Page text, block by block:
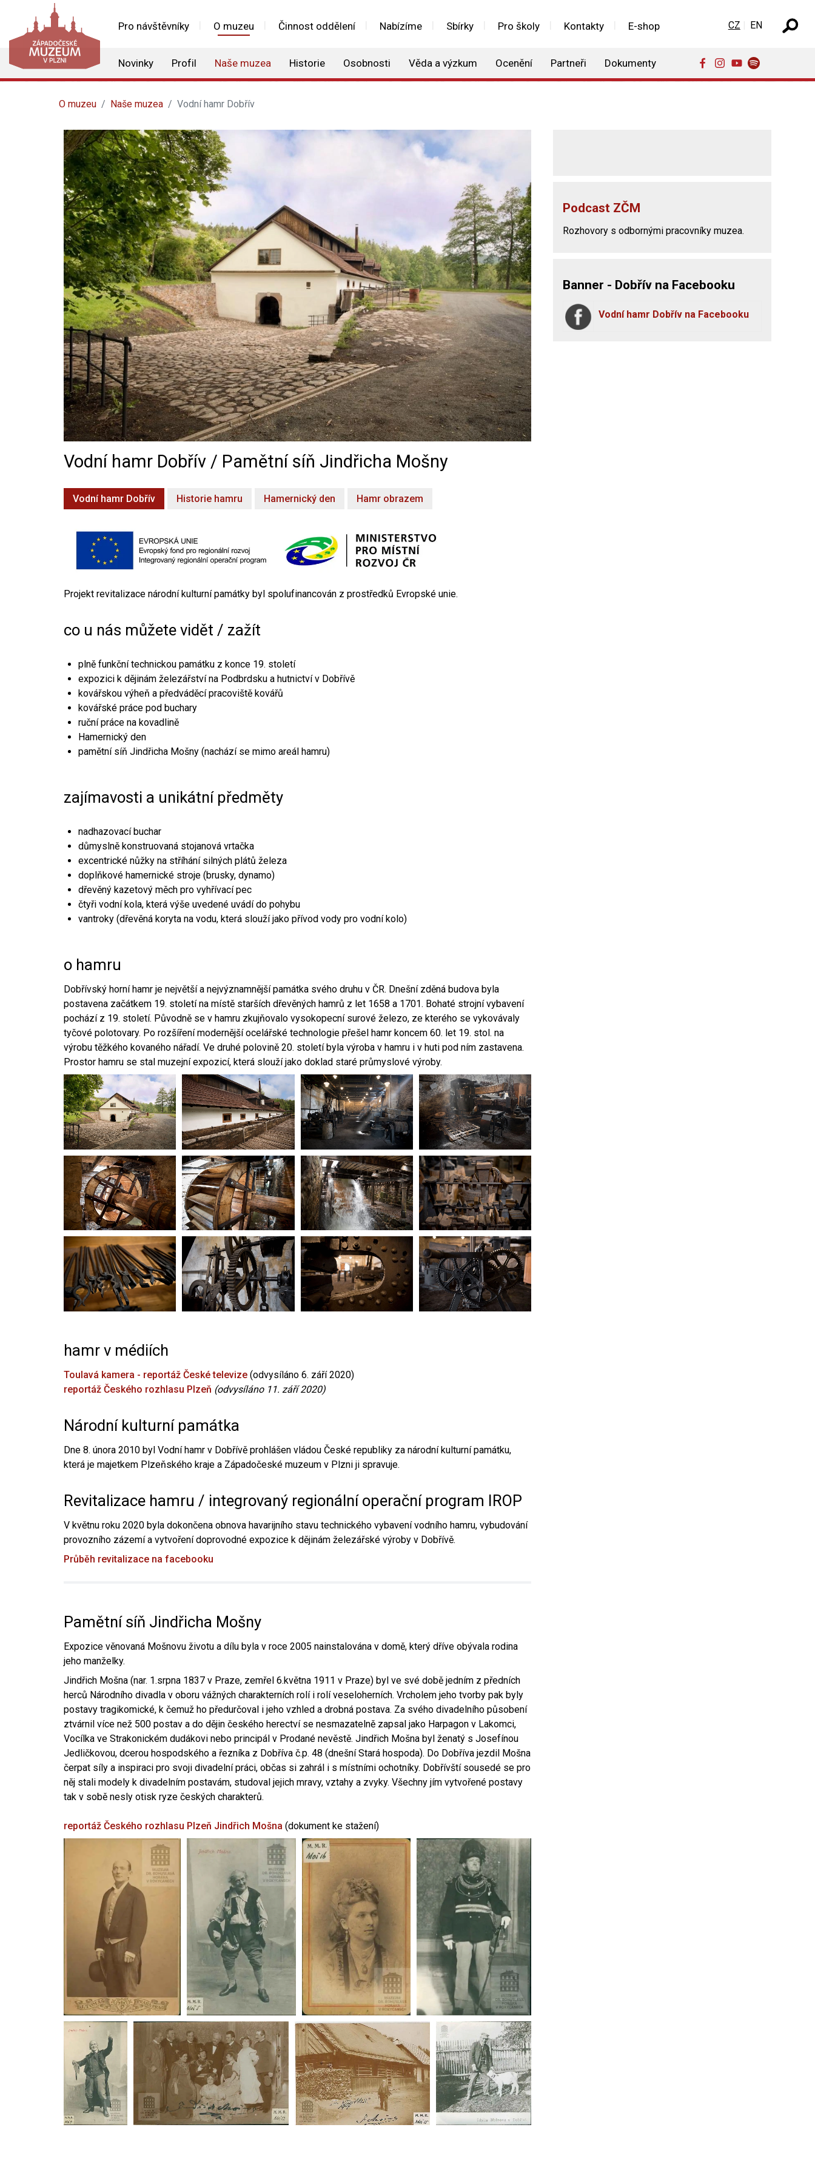
Pro návštěvníky O muzeu Činnost oddělení Nabízíme Sbírky Pro školy Kontakty E-shop
Novinky Profil Naše muzea Historie Osobnosti Věda a výzkum Ocenění Partneři Dokumenty
Zvolte jazyk
CZ EN
O muzeu Naše muzea Vodní hamr Dobřív
Vodní hamr Dobřív / Pamětní síň Jindřicha Mošny
Vodní hamr Dobřív Historie hamru Hamernický den Hamr obrazem
Projekt revitalizace národní kulturní památky byl spolufinancován z prostředků Evropské unie.
co u nás můžete vidět / zažít
plně funkční technickou památku z konce 19. století
expozici k dějinám železářství na Podbrdsku a hutnictví v Dobřívě
kovářskou výheň a předváděcí pracoviště kovářů
kovářské práce pod buchary
ruční práce na kovadlině
Hamernický den
pamětní síň Jindřicha Mošny (nachází se mimo areál hamru)
zajímavosti a unikátní předměty
nadhazovací buchar
důmyslně konstruovaná stojanová vrtačka
excentrické nůžky na stříhání silných plátů železa
doplňkové hamernické stroje (brusky, dynamo)
dřevěný kazetový měch pro vyhřívací pec
čtyři vodní kola, která výše uvedené uvádí do pohybu
vantroky (dřevěná koryta na vodu, která slouží jako přívod vody pro vodní kolo)
o hamru
Dobřívský horní hamr je největší a nejvýznamnější památka svého druhu v ČR. Dnešní zděná budova byla
postavena začátkem 19. století na místě starších dřevěných hamrů z let 1658 a 1701. Bohaté strojní vybavení
pochází z 19. století. Původně se v hamru zkujňovalo vysokopecní surové železo, ze kterého se vykovávaly
tyčové polotovary. Po rozšíření modernější ocelářské technologie přešel hamr koncem 60. let 19. stol. na
výrobu těžkého kovaného nářadí. Ve druhé polovině 20. století byla výroba v hamru i v huti pod ním zastavena.
Prostor hamru se stal muzejní expozicí, která slouží jako doklad staré průmyslové výroby.
hamr v médiích
Toulavá kamera - reportáž České televize (odvysíláno 6. září 2020)
reportáž Českého rozhlasu Plzeň (odvysíláno 11. září 2020)
Národní kulturní památka
Dne 8. února 2010 byl Vodní hamr v Dobřívě prohlášen vládou České republiky za národní kulturní památku,
která je majetkem Plzeňského kraje a Západočeské muzeum v Plzni ji spravuje.
Revitalizace hamru / integrovaný regionální operační program IROP
V květnu roku 2020 byla dokončena obnova havarijního stavu technického vybavení vodního hamru, vybudování
provozního zázemí a vytvoření doprovodné expozice k dějinám železářské výroby v Dobřívě.
Průběh revitalizace na facebooku
Pamětní síň Jindřicha Mošny
Expozice věnovaná Mošnovu životu a dílu byla v roce 2005 nainstalována v domě, který dříve obývala rodina
jeho manželky.
Jindřich Mošna (nar. 1.srpna 1837 v Praze, zemřel 6.května 1911 v Praze) byl ve své době jedním z předních
herců Národního divadla v oboru vážných charakterních rolí i rolí veseloherních. Vrcholem jeho tvorby pak byly
postavy tragikomické, k čemuž ho předurčoval i jeho vzhled a drobná postava. Za svého divadelního působení
ztvárnil více než 500 postav a do dějin českého herectví se nesmazatelně zapsal jako Harpagon v Lakomci,
Vocílka ve Strakonickém dudákovi nebo principál v Prodané nevěstě. Jindřich Mošna byl ženatý s Josefínou
Jedličkovou, dcerou hospodského a řezníka z Dobříva č.p. 48 (dnešní Stará hospoda). Do Dobříva jezdil Mošna
čerpat síly a inspiraci pro svoji divadelní práci, občas si zahrál i s místními ochotníky. Dobřívští sousedé se pro
něj stali modely k divadelním postavám, studoval jejich mravy, vztahy a zvyky. Všechny jím vytvořené postavy
tak v sobě nesly otisk ryze českých charakterů.
reportáž Českého rozhlasu Plzeň Jindřich Mošna (dokument ke stažení)
Podcast ZČM
Rozhovory s odbornými pracovníky muzea.
Banner - Dobřív na Facebooku
Vodní hamr Dobřív na Facebooku